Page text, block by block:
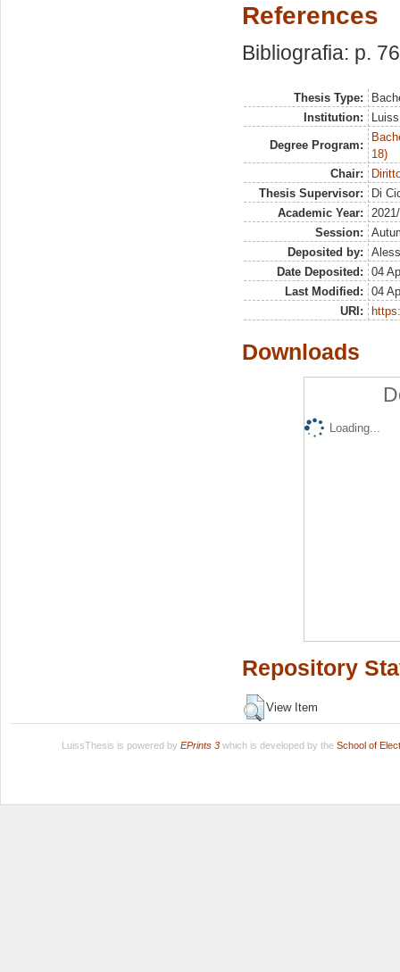
References
Bibliografia: p.
Thesis Type:
Institution:
Degree Program:
18)
Chair:
Thesis Supervisor:
Di
Academic Year:
Session:
Deposited by:
Date Deposited:
04
Last Modified:
04
URI:
Downloads
Loading...
Repository
View Item
LuissThesis is powered by EPrints 3which is developed by the School of